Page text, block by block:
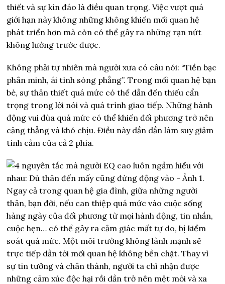
thiết và sự kín đáo là điều quan trọng. Việc vượt quá
giới hạn này không những không khiến mối quan hệ
phát triển hơn mà còn có thể gây ra những rạn nứt
không lường trước được.
Không phải tự nhiên mà người xưa có câu nói: “Tiền bạc
phân minh, ái tình sòng phẳng”. Trong mối quan hệ bạn
bè, sự thân thiết quá mức có thể dẫn đến thiếu cẩn
trọng trong lời nói và quá trình giao tiếp. Những hành
động vui đùa quá mức có thể khiến đối phương trở nên
căng thẳng và khó chịu. Điều này dần dần làm suy giảm
tình cảm của cả 2 phía.
Ngay cả trong quan hệ gia đình, giữa những người
thân, bạn đời, nếu can thiệp quá mức vào cuộc sống
hàng ngày của đối phương từ mọi hành động, tin nhắn,
cuộc hẹn… có thể gây ra cảm giác mất tự do, bị kiểm
soát quá mức. Một môi trường không lành mạnh sẽ
trực tiếp dẫn tới mối quan hệ không bền chặt. Thay vì
sự tin tưởng và chân thành, người ta chỉ nhận được
những cảm xúc độc hại rồi dần trở nên mệt mỏi và xa